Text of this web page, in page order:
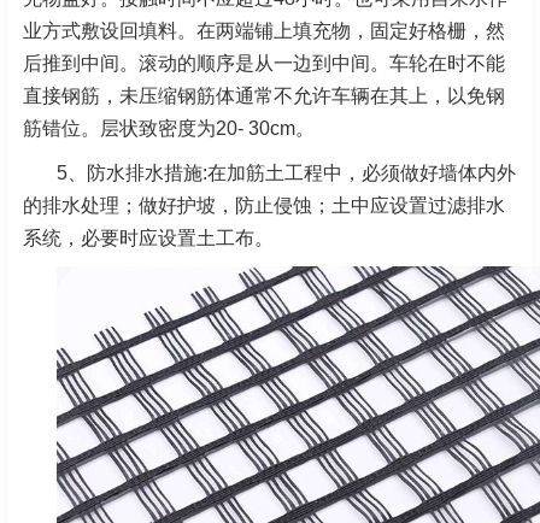
业方式敷设回填料。在两端铺上填充物，固定好格栅，然
后推到中间。滚动的顺序是从一边到中间。车轮在时不能
直接钢筋，未压缩钢筋体通常不允许车辆在其上，以免钢
筋错位。层状致密度为20- 30cm。
5、防水排水措施:在加筋土工程中，必须做好墙体内外
的排水处理；做好护坡，防止侵蚀；土中应设置过滤排水
系统，必要时应设置土工布。